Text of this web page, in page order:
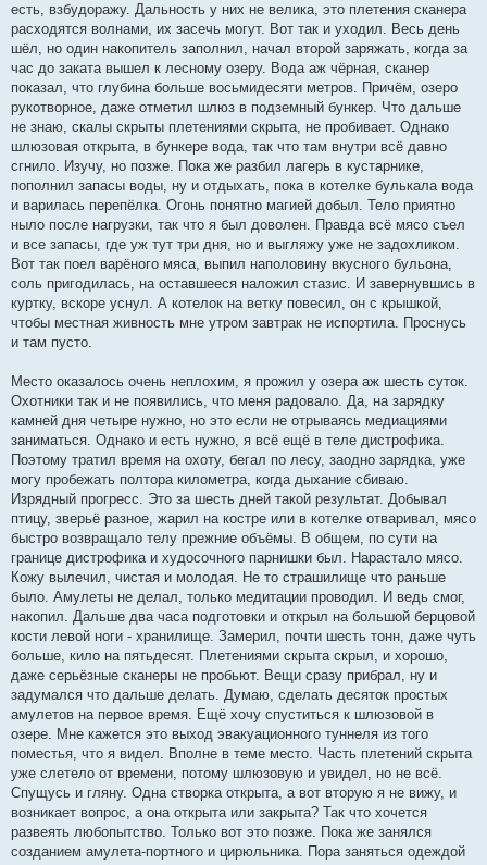
есть, взбудоражу. Дальность у них не велика, это плетения сканера
расходятся волнами, их засечь могут. Вот так и уходил. Весь день
шёл, но один накопитель заполнил, начал второй заряжать, когда за
час до заката вышел к лесному озеру. Вода аж чёрная, сканер
показал, что глубина больше восьмидесяти метров. Причём, озеро
рукотворное, даже отметил шлюз в подземный бункер. Что дальше
не знаю, скалы скрыты плетениями скрыта, не пробивает. Однако
шлюзовая открыта, в бункере вода, так что там внутри всё давно
сгнило. Изучу, но позже. Пока же разбил лагерь в кустарнике,
пополнил запасы воды, ну и отдыхать, пока в котелке булькала вода
и варилась перепёлка. Огонь понятно магией добыл. Тело приятно
ныло после нагрузки, так что я был доволен. Правда всё мясо съел
и все запасы, где уж тут три дня, но и выгляжу уже не задохликом.
Вот так поел варёного мяса, выпил наполовину вкусного бульона,
соль пригодилась, на оставшееся наложил стазис. И завернувшись в
куртку, вскоре уснул. А котелок на ветку повесил, он с крышкой,
чтобы местная живность мне утром завтрак не испортила. Проснусь
и там пусто.
Место оказалось очень неплохим, я прожил у озера аж шесть суток.
Охотники так и не появились, что меня радовало. Да, на зарядку
камней дня четыре нужно, но это если не отрываясь медиациями
заниматься. Однако и есть нужно, я всё ещё в теле дистрофика.
Поэтому тратил время на охоту, бегал по лесу, заодно зарядка, уже
могу пробежать полтора километра, когда дыхание сбиваю.
Изрядный прогресс. Это за шесть дней такой результат. Добывал
птицу, зверьё разное, жарил на костре или в котелке отваривал, мясо
быстро возвращало телу прежние объёмы. В общем, по сути на
границе дистрофика и худосочного парнишки был. Нарастало мясо.
Кожу вылечил, чистая и молодая. Не то страшилище что раньше
было. Амулеты не делал, только медитации проводил. И ведь смог,
накопил. Дальше два часа подготовки и открыл на большой берцовой
кости левой ноги - хранилище. Замерил, почти шесть тонн, даже чуть
больше, кило на пятьдесят. Плетениями скрыта скрыл, и хорошо,
даже серьёзные сканеры не пробьют. Вещи сразу прибрал, ну и
задумался что дальше делать. Думаю, сделать десяток простых
амулетов на первое время. Ещё хочу спуститься к шлюзовой в
озере. Мне кажется это выход эвакуационного туннеля из того
поместья, что я видел. Вполне в теме место. Часть плетений скрыта
уже слетело от времени, потому шлюзовую и увидел, но не всё.
Спущусь и гляну. Одна створка открыта, а вот вторую я не вижу, и
возникает вопрос, а она открыта или закрыта? Так что хочется
развеять любопытство. Только вот это позже. Пока же занялся
созданием амулета-портного и цирюльника. Пора заняться одеждой